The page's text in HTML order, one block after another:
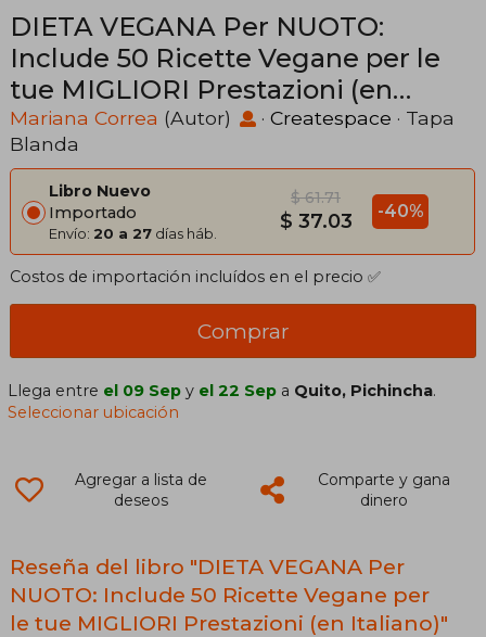
DIETA VEGANA Per NUOTO:
Include 50 Ricette Vegane per le
tue MIGLIORI Prestazioni (en
Italiano)
Mariana Correa (Autor) · Createspace · Tapa
Blanda
Libro Nuevo
Importado
Envío: 20 a 27 días háb.
$ 61.71
$ 37.03 -40%
Costos de importación incluídos en el precio ✅
Comprar
Llega entre el 09 Sep y el 22 Sep a Quito, Pichincha.
Seleccionar ubicación
Agregar a lista de
deseos
Comparte y gana
dinero
Reseña del libro "DIETA VEGANA Per
NUOTO: Include 50 Ricette Vegane per
le tue MIGLIORI Prestazioni (en Italiano)"